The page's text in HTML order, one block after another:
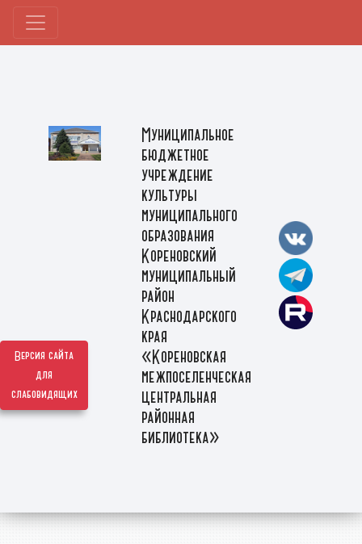
Версия сайта
для
слабовидящих
Муниципальное
бюджетное
учреждение
культуры
муниципального
образования
Кореновский
муниципальный
район
Краснодарского
края
«Кореновская
межпоселенческая
центральная
районная
библиотека»